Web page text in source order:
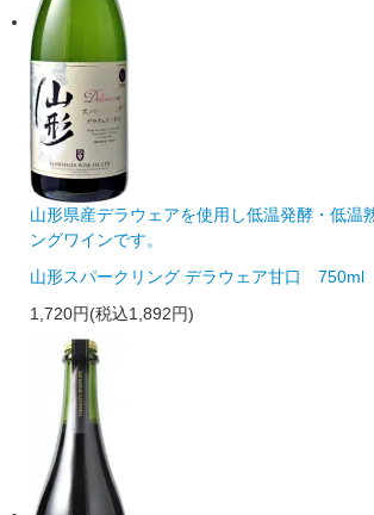
山形県産デラウェアを使用し低温発酵・低温
ングワインです。
山形スパークリング デラウェア甘口 750ml
1,720円(税込1,892円)